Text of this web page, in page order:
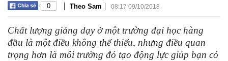
0 | Theo Sam | 08:17 09/10/2018
Chất lượng giảng dạy ở một trường đại học hàng
đầu là một điều không thể thiếu, nhưng điều quan
trọng hơn là môi trường đó tạo động lực giúp bạn có